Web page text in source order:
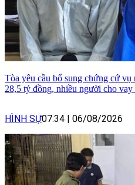
Tòa yêu cầu bổ sung chứng cứ vụ
28,5 tỷ đồng, nhiều người cho
HÌNH SỰ07:34 06/08/2026